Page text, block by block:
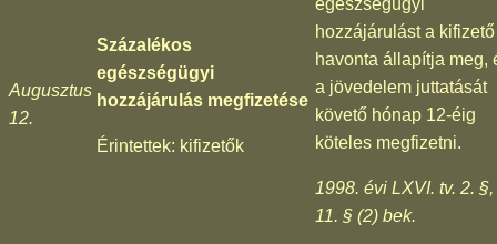
Augusztus
12.
Százalékos
egészségügyi
hozzájárulás megfizetése
Érintettek: kifizetők
hozzájárulást a kifizető
havonta állapítja meg,
a jövedelem juttatását
követő hónap 12-éig
köteles megfizetni.
1998. évi LXVI. tv. 2. §,
11. § (2) bek.